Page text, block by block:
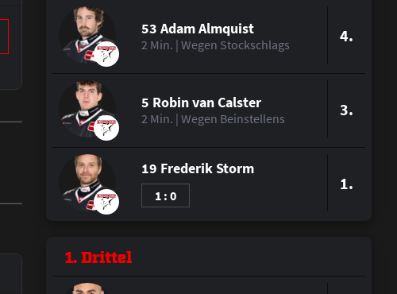
53 Adam Almquist
2 Min. | Wegen Stockschlags 4.
5 Robin van Calster
2 Min. | Wegen Beinstellens 3.
19 Frederik Storm
1 : 0
1.
1. Drittel